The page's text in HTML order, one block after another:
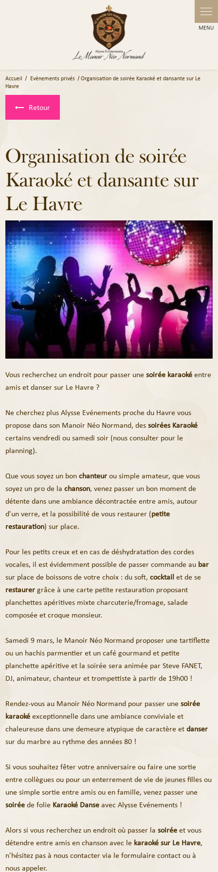
Accueil Evénements privés
Organisation de soirée Karaoké et dansante sur Le
Havre
Retour
Organisation de soirée
Karaoké et dansante sur
Le Havre
Vous recherchez un endroit pour passer unesoirée karaokéentre
amis et danser sur Le Havre ?
Ne cherchez plus Alysse Evénements proche du Havre vous
propose dans son Manoir Néo Normand, dessoirées Karaoké
certains vendredi ou samedi soir (nous consulter pour le
planning).
Que vous soyez un bonchanteurou simple amateur, que vous
soyez un pro de lachanson, venez passer un bon moment de
détente dans une ambiance décontractée entre amis, autour
d'un verre, et la possibilité de vous restaurer (petite
restauration) sur place.
Pour les petits creux et en cas de déshydratation des cordes
vocales, il est évidemment possible de passer commande au bar
sur place de boissons de votre choix : du soft,cocktailet de se
restaurergrâce à une carte petite restauration proposant
planchettes apéritives mixte charcuterie/fromage, salade
composée et croque monsieur.
Samedi 9 mars, le Manoir Néo Normand proposer une tartiflette
ou un hachis parmentier et un café gourmand et petite
planchette apéritive et la soirée sera animée par Steve FANET,
DJ, animateur, chanteur et trompettiste à partir de 19h00 !
Rendez-vous au Manoir Néo Normand pour passer unesoirée
karaokéexceptionnelle dans une ambiance conviviale et
chaleureuse dans une demeure atypique de caractère etdanser
sur du marbre au rythme des années 80 !
Si vous souhaitez fêter votre anniversaire ou faire une sortie
entre collègues ou pour un enterrement de vie de jeunes filles ou
une simple sortie entre amis ou en famille, venez passer une
soiréede folie Karaoké Danseavec Alysse Evénements !
Alors si vous recherchez un endroit où passer lasoiréeet vous
détendre entre amis en chanson avec le karaoké sur Le Havre,
n'hésitez pas à nous contacter via le formulaire contact ou à
nous appeler.